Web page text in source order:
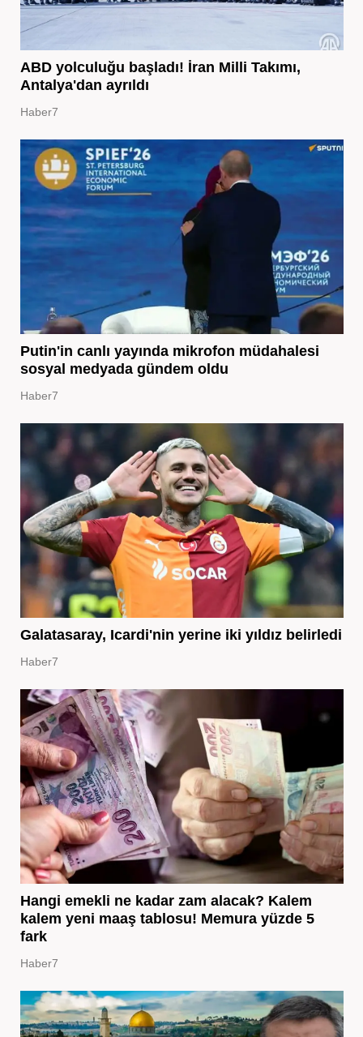
ABD yolculuğu başladı! İran Milli Takımı,
Antalya'dan ayrıldı
Haber7
Putin'in canlı yayında mikrofon müdahalesi
sosyal medyada gündem oldu
Haber7
Galatasaray, Icardi'nin yerine iki yıldız belirledi
Haber7
Hangi emekli ne kadar zam alacak? Kalem
kalem yeni maaş tablosu! Memura yüzde 5
fark
Haber7